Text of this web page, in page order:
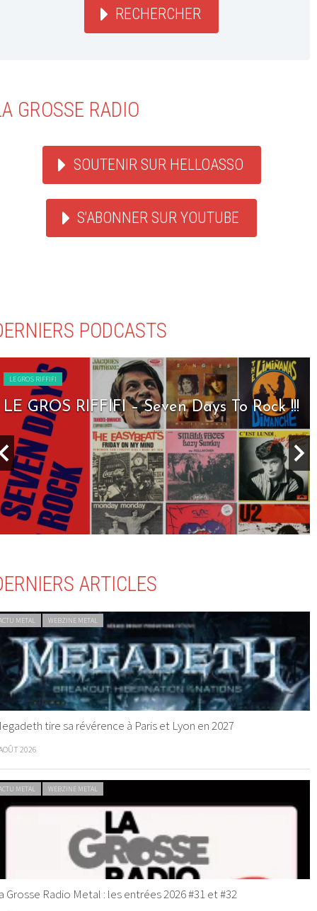
RECHERCHER
GROSSE RADIO
SOUTENIR SUR HELLOASSO
S'ABONNER SUR YOUTUBE
PODCASTS
LE GROS RIFFIFI
LE GROS RIFFIFI – Seven Days To Rock !!!
ARTICLES
METAL WEBZINE METAL
tire sa révérence à Paris et Lyon en 2027
2026
METAL WEBZINE METAL
Grosse Radio Metal : les entrées 2026 #31 et #32